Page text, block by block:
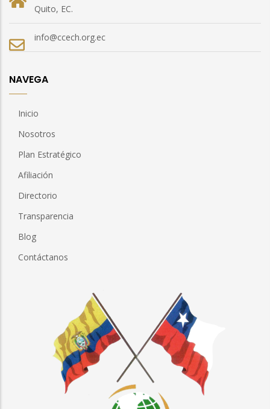
Quito, EC.
info@ccech.org.ec
NAVEGA
Inicio
Nosotros
Plan Estratégico
Afiliación
Directorio
Transparencia
Blog
Contáctanos